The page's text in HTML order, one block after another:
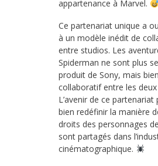
appartenance à Marvel.
Ce partenariat unique a
à un modèle inédit de
entre studios. Les
Spiderman ne sont plus
produit de Sony, mais
collaboratif entre les
L’avenir de ce
bien redéfinir la manière
droits des personnages
sont partagés dans
cinématographique.